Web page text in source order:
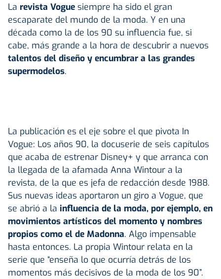
La revista Vogue siempre ha sido el gran
escaparate del mundo de la moda. Y en una
década como la de los 90 su influencia fue, si
cabe, más grande a la hora de descubrir a nuevos
talentos del diseño y encumbrar a las grandes
supermodelos.
La publicación es el eje sobre el que pivota In
Vogue: Los años 90, la docuserie de seis capítulos
que acaba de estrenar Disney+ y que arranca con
la llegada de la afamada Anna Wintour a la
revista, de la que es jefa de redacción desde 1988.
Sus nuevas ideas aportaron un giro a Vogue, que
se abrió a la influencia de la moda, por ejemplo, en
movimientos artísticos del momento y nombres
propios como el de Madonna. Algo impensable
hasta entonces. La propia Wintour relata en la
serie que “enseña lo que ocurría detrás de los
momentos más decisivos de la moda de los 90”.